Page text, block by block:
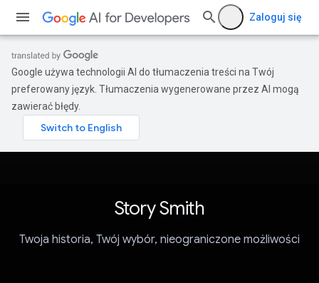
Zaloguj się
Google używa technologii AI do tłumaczenia treści na Twój
preferowany język. Tłumaczenia wygenerowane przez AI mogą
zawierać błędy.
Story Smith
Twoja historia, Twój wybór, nieograniczone możliwości